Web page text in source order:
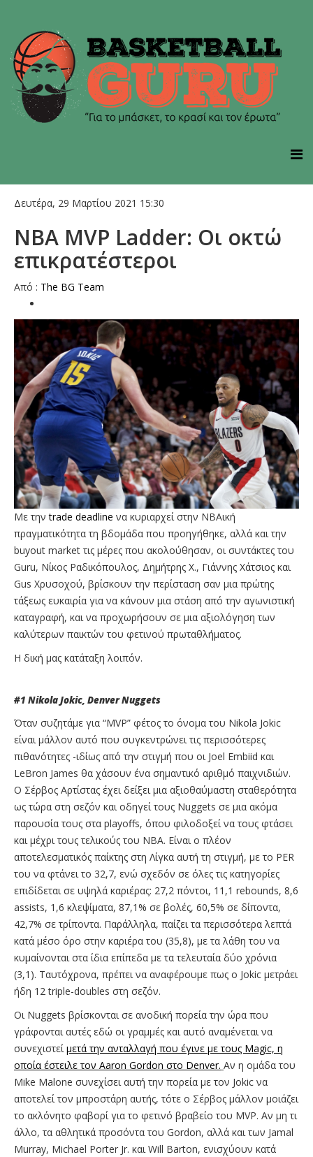
Δευτέρα, 29 Μαρτίου 2021 15:30
NBA MVP Ladder: Οι οκτώ
επικρατέστεροι
Aπό : The BG Team
Mε τηνtrade deadline να κυριαρχεί στην NBAική
πραγματικότητα τη βδομάδα που προηγήθηκε, αλλά και την
buyout market τις μέρες που ακολούθησαν, οι συντάκτες του
Guru, Νίκος Ραδικόπουλος, Δημήτρης Χ., Γιάννης Χάτσιος και
Gus Χρυσοχού, βρίσκουν την περίσταση σαν μια πρώτης
τάξεως ευκαιρία για να κάνουν μια στάση από την αγωνιστική
καταγραφή, και να προχωρήσουν σε μια αξιολόγηση των
καλύτερων παικτών του φετινού πρωταθλήματος.
Η δική μας κατάταξη λοιπόν.
#1 NikolaJokic, DenverNuggets
Όταν συζητάμε για “MVP” φέτος το όνομα του Nikola Jokic
είναι μάλλον αυτό που συγκεντρώνει τις περισσότερες
πιθανότητες -ιδίως από την στιγμή που οι Joel Embiid και
LeBron James θα χάσουν ένα σημαντικό αριθμό παιχνιδιών.
Ο Σέρβος Αρτίστας έχει δείξει μια αξιοθαύμαστη σταθερότητα
ως τώρα στη σεζόν και οδηγεί τους Nuggets σε μια ακόμα
παρουσία τους στα playoffs, όπου φιλοδοξεί να τους φτάσει
και μέχρι τους τελικούς του NBA. Είναι ο πλέον
αποτελεσματικός παίκτης στη Λίγκα αυτή τη στιγμή, με το PER
του να φτάνει το 32,7, ενώ σχεδόν σε όλες τις κατηγορίες
επιδίδεται σε υψηλά καριέρας: 27,2 πόντοι, 11,1 rebounds, 8,6
assists, 1,6 κλεψίματα, 87,1% σε βολές, 60,5% σε δίποντα,
42,7% σε τρίποντα. Παράλληλα, παίζει τα περισσότερα λεπτά
κατά μέσο όρο στην καριέρα του (35,8), με τα λάθη του να
κυμαίνονται στα ίδια επίπεδα με τα τελευταία δύο χρόνια
(3,1). Ταυτόχρονα, πρέπει να αναφέρουμε πως ο Jokic μετράει
ήδη 12 triple-doubles στη σεζόν.
Οι Nuggets βρίσκονται σε ανοδική πορεία την ώρα που
γράφονται αυτές εδώ οι γραμμές και αυτό αναμένεται να
συνεχιστείμετά την ανταλλαγή που έγινε με τους Magic, η
οποία έστειλε τον Aaron Gordon στο Denver. Αν η ομάδα του
Mike Malone συνεχίσει αυτή την πορεία με τον Jokic να
αποτελεί τον μπροστάρη αυτής, τότε ο Σέρβος μάλλον μοιάζει
το ακλόνητο φαβορί για το φετινό βραβείο του MVP. Aν μη τι
άλλο, τα αθλητικά προσόντα του Gordon, αλλά και των Jamal
Murray, Michael Porter Jr. και Will Barton, ενισχύουν κατά